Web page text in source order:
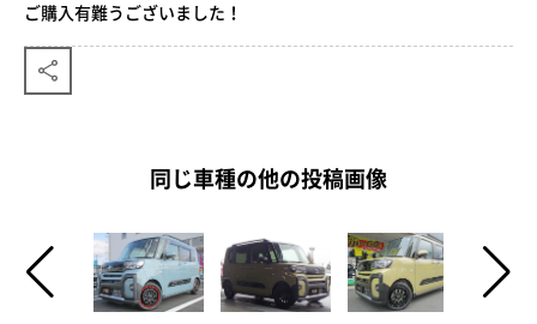
ご購入有難うございました！
同じ車種の他の投稿画像